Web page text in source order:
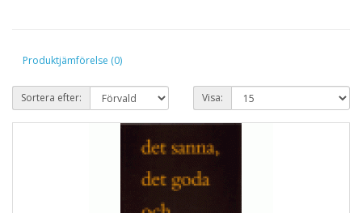
Produktjämförelse (0)
Sortera efter: Visa: